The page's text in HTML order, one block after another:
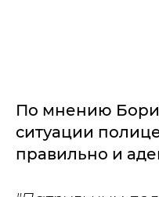
По мнению
ситуации
правильно и